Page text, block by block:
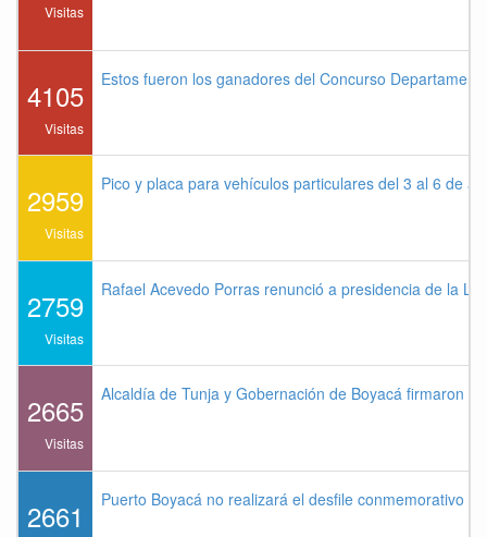
Visitas
4105
Visitas
Estos fueron los ganadores del Concurso
2959
Visitas
Pico y placa para vehículos particulares del 3 al 6 de
2759
Visitas
Rafael Acevedo Porras renunció a presidencia de la
2665
Visitas
Alcaldía de Tunja y Gobernación de Boyacá firmaron
2661 Puerto Boyacá no realizará el desfile conmemorativo